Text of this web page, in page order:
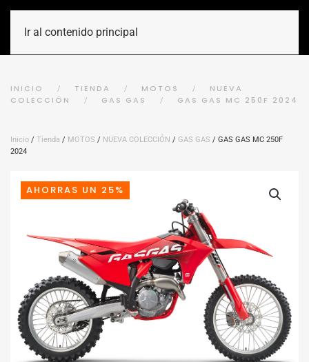
Ir al contenido principal
INICIO TIENDA MOTOS
NUEVA
COLECCIÓN
GAS GAS GAS GAS MC 250F 2024
Inicio / Tienda / MOTOS / NUEVA COLECCIÓN / GAS GAS / GAS GAS MC 250F
2024
AHORRAS UN 25%